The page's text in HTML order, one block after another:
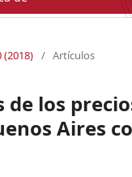
(2018) / Artículos
de los
Aires